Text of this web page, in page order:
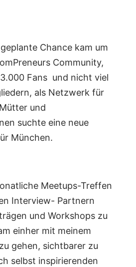
Chance kam um
Community,
Fans und nicht viel
als Netzwerk für
und
suchte eine neue
München.
Meetups-Treffen
Interview- Partnern
und Workshops zu
einher mit meinem
gehen, sichtbarer zu
selbst inspirierenden